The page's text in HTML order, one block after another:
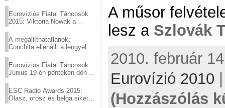
Eurovíziós Fiatal Táncosok
2015: Viktoria Nowak a
A megállíthatatlanok:
Conchita ellenállt a lengyel
Eurovíziós Fiatal Táncosok:
Június 19-én pénteken döntő
ESC Radio Awards 2015:
Olasz, orosz és belga siker,
A műsor
lesz a Szlovák
2010. február
Eurovízió 2010
(Hozzászólás